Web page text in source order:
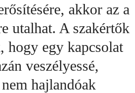
akkor az a
utalhat. A szakértők
hogy egy kapcsolat
veszélyessé,
hajlandóak